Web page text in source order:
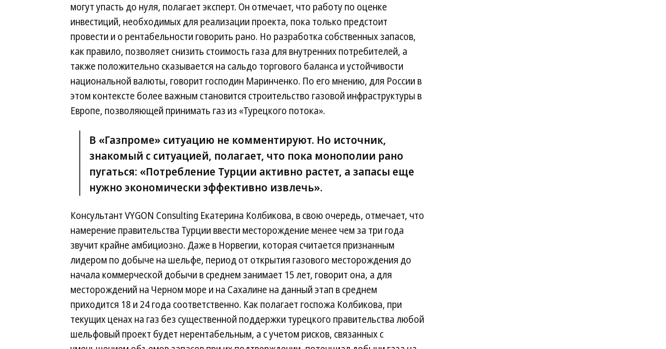
могут упасть до нуля, полагает эксперт. Он отмечает, что работу по оценке
инвестиций, необходимых для реализации проекта, пока только предстоит
провести и о рентабельности говорить рано. Но разработка собственных запасов,
как правило, позволяет снизить стоимость газа для внутренних потребителей, а
также положительно сказывается на сальдо торгового баланса и устойчивости
национальной валюты, говорит господин Маринченко. По его мнению, для России в
этом контексте более важным становится строительство газовой инфраструктуры в
Европе, позволяющей принимать газ из «Турецкого потока».
В «Газпроме» ситуацию не комментируют. Но источник,
знакомый с ситуацией, полагает, что пока монополии рано
пугаться: «Потребление Турции активно растет, а запасы еще
нужно экономически эффективно извлечь».
Консультант VYGON Consulting Екатерина Колбикова, в свою очередь, отмечает, что
намерение правительства Турции ввести месторождение менее чем за три года
звучит крайне амбициозно. Даже в Норвегии, которая считается признанным
лидером по добыче на шельфе, период от открытия газового месторождения до
начала коммерческой добычи в среднем занимает 15 лет, говорит она, а для
месторождений на Черном море и на Сахалине на данный этап в среднем
приходится 18 и 24 года соответственно. Как полагает госпожа Колбикова, при
текущих ценах на газ без существенной поддержки турецкого правительства любой
шельфовый проект будет нерентабельным, а с учетом рисков, связанных с